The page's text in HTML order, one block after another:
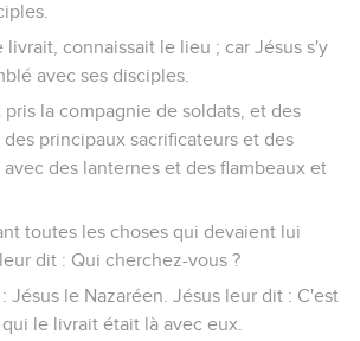
livrait, connaissait le lieu ; car Jésus s'y
avec ses disciples.
pris la compagnie de soldats, et des
des principaux sacrificateurs et des
des lanternes et des flambeaux et
toutes les choses qui devaient lui
dit : Qui cherchez-vous ?
Jésus le Nazaréen. Jésus leur dit : C'est
le livrait était là avec eux.